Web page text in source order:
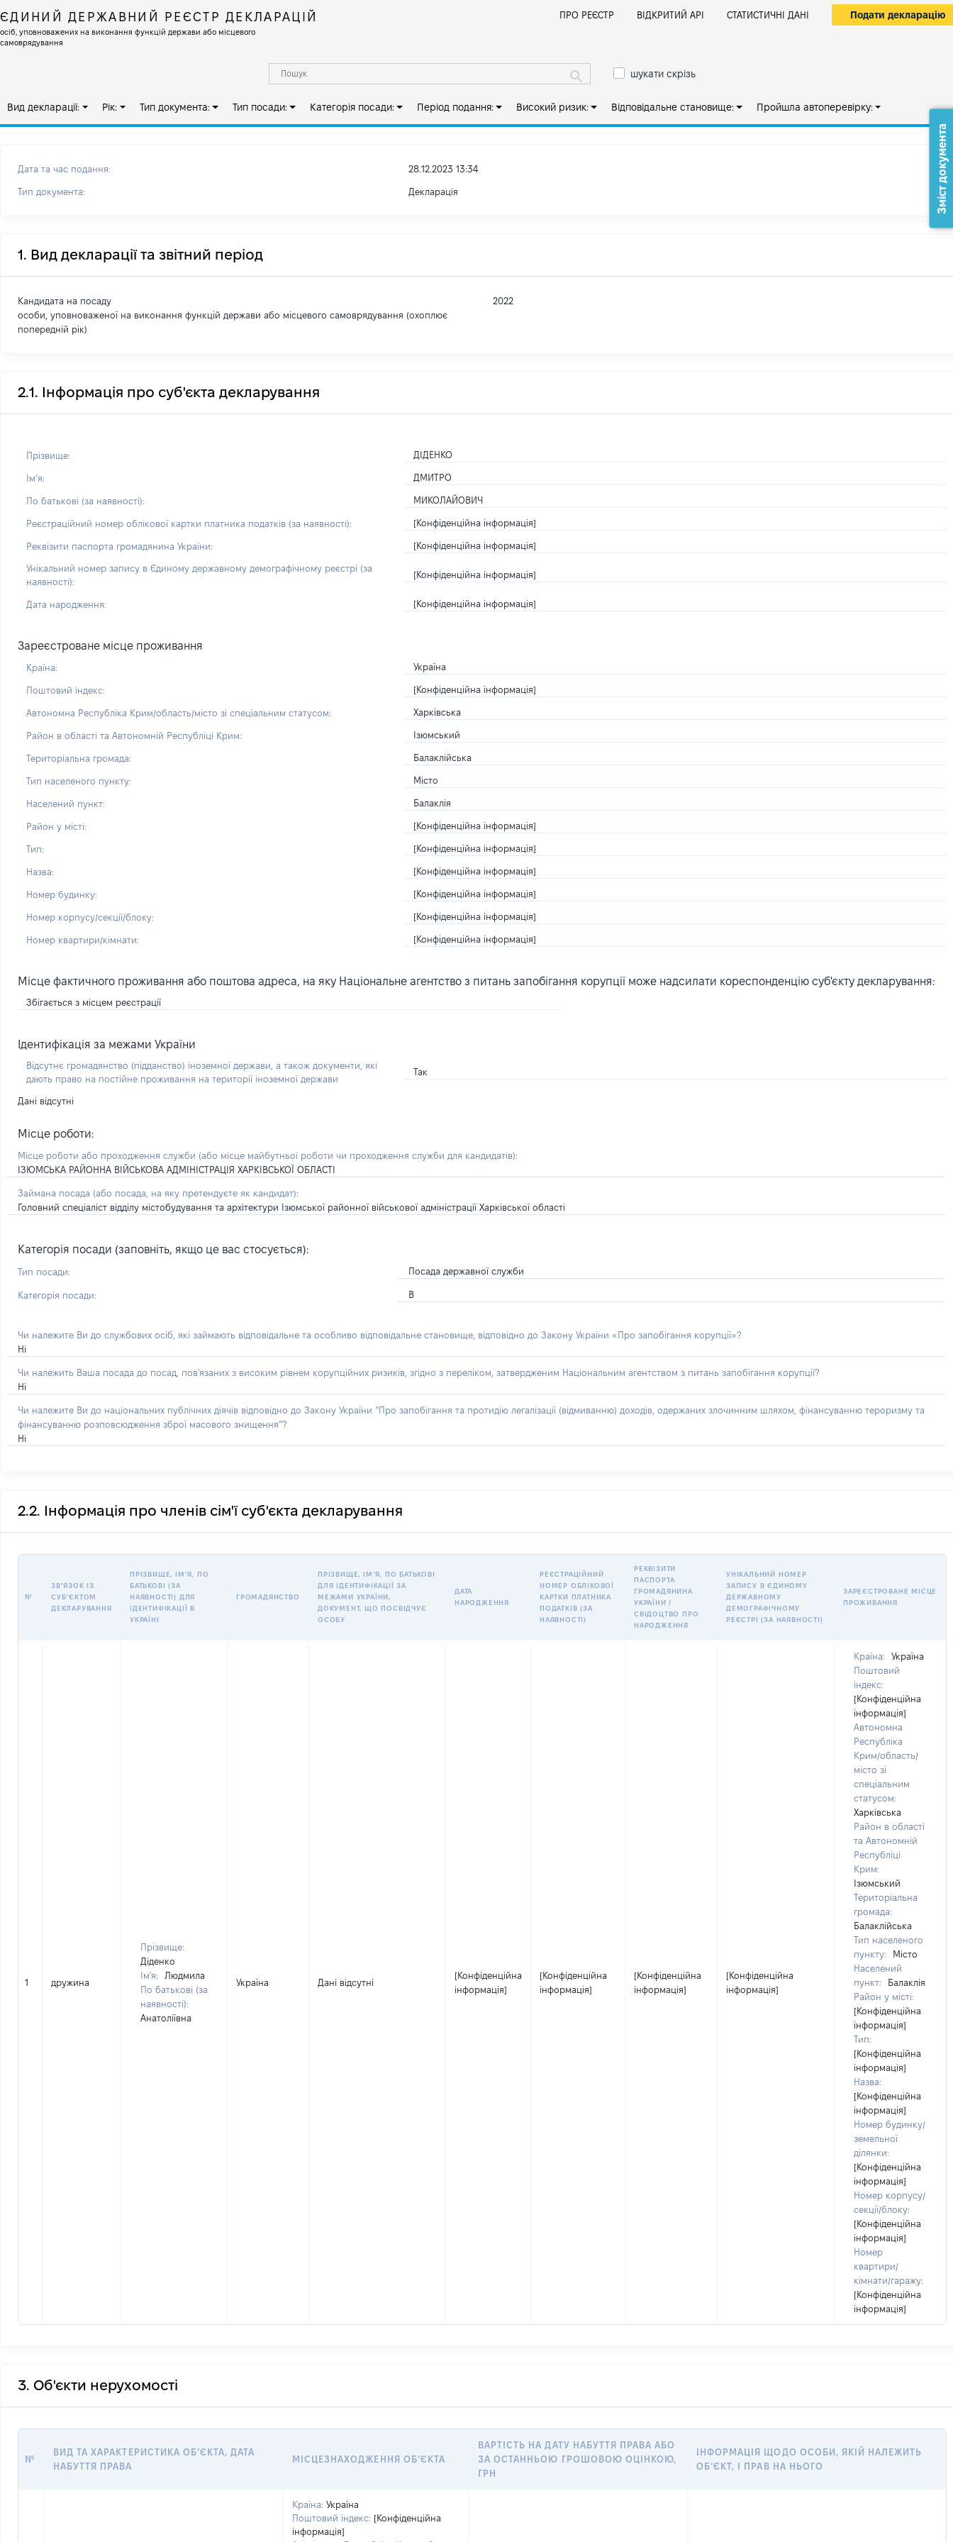
ЄДИНИЙ ДЕРЖАВНИЙ РЕЄСТР ДЕКЛАРАЦІЙ
осіб, уповноважених на виконання функцій держави або місцевого
самоврядування
ПРО РЕЄСТР ВІДКРИТИЙ АРІ СТАТИСТИЧНІ ДАНІ Подати декларацію
шукати скрізь
Вид декларації: Рік: Тип документа: Тип посади: Категорія посади: Період подання: Високий ризик: Відповідальне становище: Пройшла автоперевірку:
Дата та час подання: 28.12.2023 13:34
Тип документа: Декларація
1. Вид декларації та звітний період
Кандидата на посаду
особи, уповноваженої на виконання функцій держави або місцевого самоврядування (охоплює
попередній рік)
2022
2.1. Інформація про суб'єкта декларування
Прізвище: ДІДЕНКО
Імʼя: ДМИТРО
По батькові (за наявності): МИКОЛАЙОВИЧ
Реєстраційний номер облікової картки платника податків (за наявності): [Конфіденційна інформація]
Реквізити паспорта громадянина України: [Конфіденційна інформація]
Унікальний номер запису в Єдиному державному демографічному реєстрі (за
наявності):
[Конфіденційна інформація]
Дата народження: [Конфіденційна інформація]
Зареєстроване місце проживання
Країна: Україна
Поштовий індекс: [Конфіденційна інформація]
Автономна Республіка Крим/область/місто зі спеціальним статусом: Харківська
Район в області та Автономній Республіці Крим: Ізюмський
Територіальна громада: Балаклійська
Тип населеного пункту: Місто
Населений пункт: Балаклія
Район у місті: [Конфіденційна інформація]
Тип: [Конфіденційна інформація]
Назва: [Конфіденційна інформація]
Номер будинку: [Конфіденційна інформація]
Номер корпусу/секції/блоку: [Конфіденційна інформація]
Номер квартири/кімнати: [Конфіденційна інформація]
Місце фактичного проживання або поштова адреса, на яку Національне агентство з питань запобігання корупції може надсилати кореспонденцію суб'єкту декларування:
Збігається з місцем реєстрації
Ідентифікація за межами України
Відсутнє громадянство (підданство) іноземної держави, а також документи, які
дають право на постійне проживання на території іноземної держави
Так
Дані відсутні
Місце роботи:
Місце роботи або проходження служби (або місце майбутньої роботи чи проходження служби для кандидатів):
ІЗЮМСЬКА РАЙОННА ВІЙСЬКОВА АДМІНІСТРАЦІЯ ХАРКІВСЬКОЇ ОБЛАСТІ
Займана посада (або посада, на яку претендуєте як кандидат):
Головний спеціаліст відділу містобудування та архітектури Ізюмської районної військової адміністрації Харківської області
Категорія посади (заповніть, якщо це вас стосується):
Тип посади: Посада державної служби
Категорія посади: В
Чи належите Ви до службових осіб, які займають відповідальне та особливо відповідальне становище, відповідно до Закону України «Про запобігання корупції»?
Ні
Чи належить Ваша посада до посад, пов'язаних з високим рівнем корупційних ризиків, згідно з переліком, затвердженим Національним агентством з питань запобігання корупції?
Ні
Чи належите Ви до національних публічних діячів відповідно до Закону України “Про запобігання та протидію легалізації (відмиванню) доходів, одержаних злочинним шляхом, фінансуванню тероризму та
фінансуванню розповсюдження зброї масового знищення”?
Ні
2.2. Інформація про членів сім'ї суб'єкта декларування
№
ЗВʼЯЗОК ІЗ
СУБʼЄКТОМ
ДЕКЛАРУВАННЯ
ПРІЗВИЩЕ, ІМʼЯ, ПО
БАТЬКОВІ (ЗА
НАЯВНОСТІ) ДЛЯ
ІДЕНТИФІКАЦІЇ В
УКРАЇНІ
ГРОМАДЯНСТВО
ПРІЗВИЩЕ, ІМʼЯ, ПО БАТЬКОВІ
ДЛЯ ІДЕНТИФІКАЦІЇ ЗА
МЕЖАМИ УКРАЇНИ,
ДОКУМЕНТ, ЩО ПОСВІДЧУЄ
ОСОБУ
ДАТА
НАРОДЖЕННЯ
РЕЄСТРАЦІЙНИЙ
НОМЕР ОБЛІКОВОЇ
КАРТКИ ПЛАТНИКА
ПОДАТКІВ (ЗА
НАЯВНОСТІ)
РЕКВІЗИТИ
ПАСПОРТА
ГРОМАДЯНИНА
УКРАЇНИ /
СВІДОЦТВО ПРО
НАРОДЖЕННЯ
УНІКАЛЬНИЙ НОМЕР
ЗАПИСУ В ЄДИНОМУ
ДЕРЖАВНОМУ
ДЕМОГРАФІЧНОМУ
РЕЄСТРІ (ЗА НАЯВНОСТІ)
ЗАРЕЄСТРОВАНЕ МІСЦЕ
ПРОЖИВАННЯ
1 дружина
Прізвище:
Діденко
Ім'я:
Людмила
По батькові (за
наявності):
Анатоліївна
Україна Дані відсутні
[Конфіденційна
інформація]
[Конфіденційна
інформація]
[Конфіденційна
інформація]
[Конфіденційна
інформація]
Країна:
Україна
Поштовий
індекс:
[Конфіденційна
інформація]
Автономна
Республіка
Крим/область/
місто зі
спеціальним
статусом:
Харківська
Район в області
та Автономній
Республіці
Крим:
Ізюмський
Територіальна
громада:
Балаклійська
Тип населеного
пункту:
Місто
Населений
пункт:
Балаклія
Район у місті:
[Конфіденційна
інформація]
Тип:
[Конфіденційна
інформація]
Назва:
[Конфіденційна
інформація]
Номер будинку/
земельної
ділянки:
[Конфіденційна
інформація]
Номер корпусу/
секції/блоку:
[Конфіденційна
інформація]
Номер
квартири/
кімнати/гаражу:
[Конфіденційна
інформація]
3. Об'єкти нерухомості
№
ВИД ТА ХАРАКТЕРИСТИКА ОБʼЄКТА, ДАТА
НАБУТТЯ ПРАВА
МІСЦЕЗНАХОДЖЕННЯ ОБʼЄКТА
ВАРТІСТЬ НА ДАТУ НАБУТТЯ ПРАВА АБО
ЗА ОСТАННЬОЮ ГРОШОВОЮ ОЦІНКОЮ,
ГРН
ІНФОРМАЦІЯ ЩОДО ОСОБИ, ЯКІЙ НАЛЕЖИТЬ
ОБ’ЄКТ, І ПРАВ НА НЬОГО
Країна: Україна
Поштовий індекс: [Конфіденційна
інформація]
Зміст документа